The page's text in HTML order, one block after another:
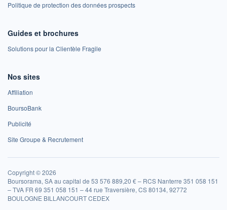
Politique de protection des données prospects
Guides et brochures
Solutions pour la Clientèle Fragile
Nos sites
Affiliation
BoursoBank
Publicité
Site Groupe & Recrutement
Copyright © 2026
Boursorama, SA au capital de 53 576 889,20 € – RCS Nanterre 351 058 151
– TVA FR 69 351 058 151 – 44 rue Traversière, CS 80134, 92772
BOULOGNE BILLANCOURT CEDEX